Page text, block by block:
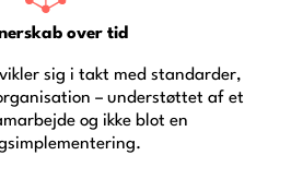
over tid
sig i takt med standarder,
– understøttet af et
og ikke blot en